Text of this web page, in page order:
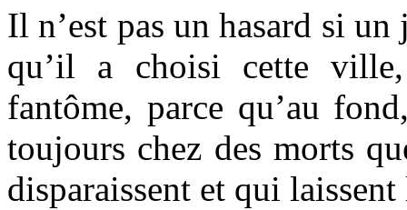
Il n’est pas un hasard si
qu’il a choisi cette
fantôme, parce qu’au
toujours chez des morts
disparaissent et qui